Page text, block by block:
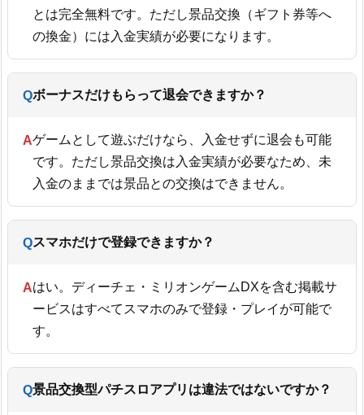
とは完全無料です。ただし景品交換（ギフト券等へ
の換金）には入金実績が必要になります。
ボーナスだけもらって退会できますか？
ゲームとして遊ぶだけなら、入金せずに退会も可能
です。ただし景品交換は入金実績が必要なため、未
入金のままでは景品との交換はできません。
スマホだけで登録できますか？
はい。ディーチェ・ミリオンゲームDXを含む掲載サ
ービスはすべてスマホのみで登録・プレイが可能で
す。
景品交換型パチスロアプリは違法ではないですか？